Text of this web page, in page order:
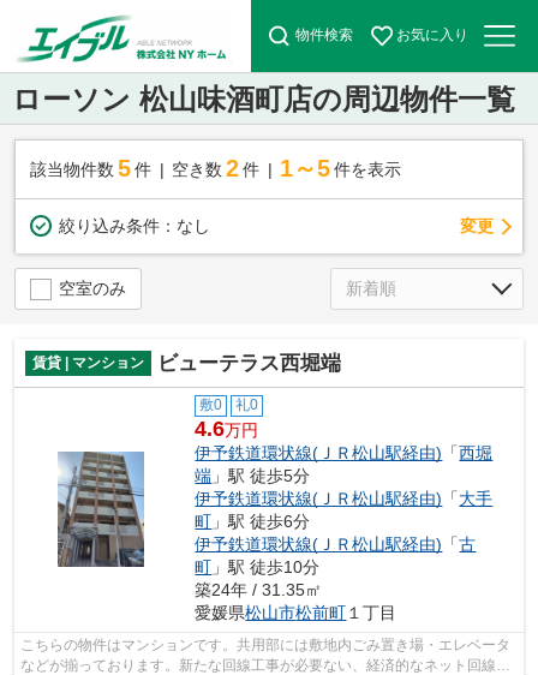
物件検索 お気に入り
ローソン 松山味酒町店の周辺物件一覧
該当物件数 5件 空き数 2 件 1～5 件を表示
絞り込み条件： なし 変更
空室のみ
賃貸 | マンション ビューテラス西堀端
敷0 礼0
4.6万円
伊予鉄道環状線(ＪＲ松山駅経由) 「西堀
端 」駅 徒歩5分
伊予鉄道環状線(ＪＲ松山駅経由) 「大手
町 」駅 徒歩6分
伊予鉄道環状線(ＪＲ松山駅経由) 「古
町 」駅 徒歩10分
築24年 / 31.35㎡
愛媛県松山市松前町 １丁目
こちらの物件はマンションです。共用部には敷地内ごみ置き場・エレベータ
などが揃っております。新たな回線工事が必要ない、経済的なネット回線工